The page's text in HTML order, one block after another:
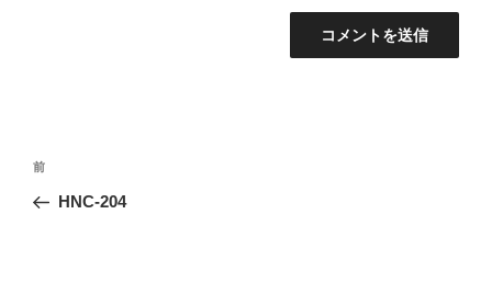
投
ナ
前
の
前
HNC-204